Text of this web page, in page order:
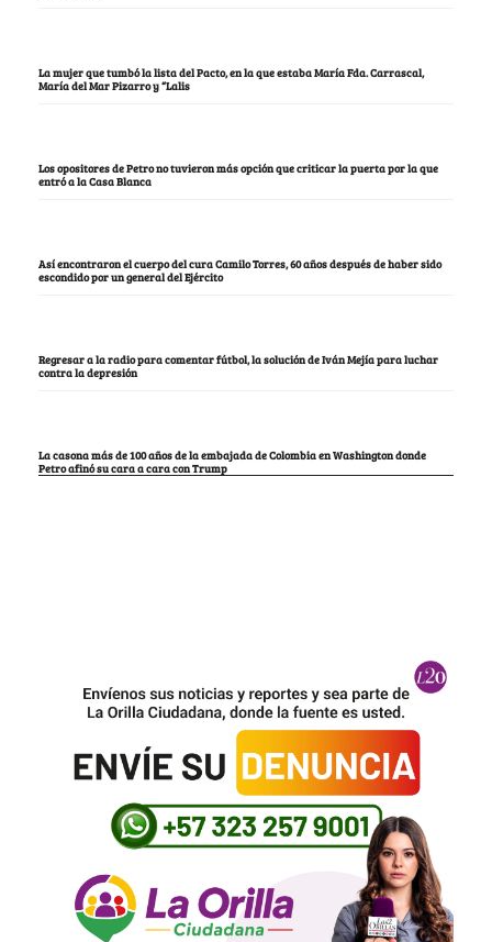
La mujer que tumbó la lista del Pacto, en la que estaba María Fda. Carrascal,
María del Mar Pizarro y “Lalis
Los opositores de Petro no tuvieron más opción que criticar la puerta por la que
entró a la Casa Blanca
Así encontraron el cuerpo del cura Camilo Torres, 60 años después de haber sido
escondido por un general del Ejército
Regresar a la radio para comentar fútbol, la solución de Iván Mejía para luchar
contra la depresión
La casona más de 100 años de la embajada de Colombia en Washington donde
Petro afinó su cara a cara con Trump